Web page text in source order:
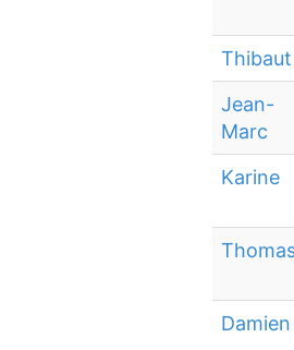
Thibaut
Jean-
Marc
Karine
Damien